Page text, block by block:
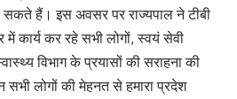
सकते हैं। इस अवसर पर राज्यपाल ने टीबी
में कार्य कर रहे सभी लोगों, स्वयं सेवी
विभाग के प्रयासों की सराहना की
लोगों की मेहनत से हमारा प्रदेश